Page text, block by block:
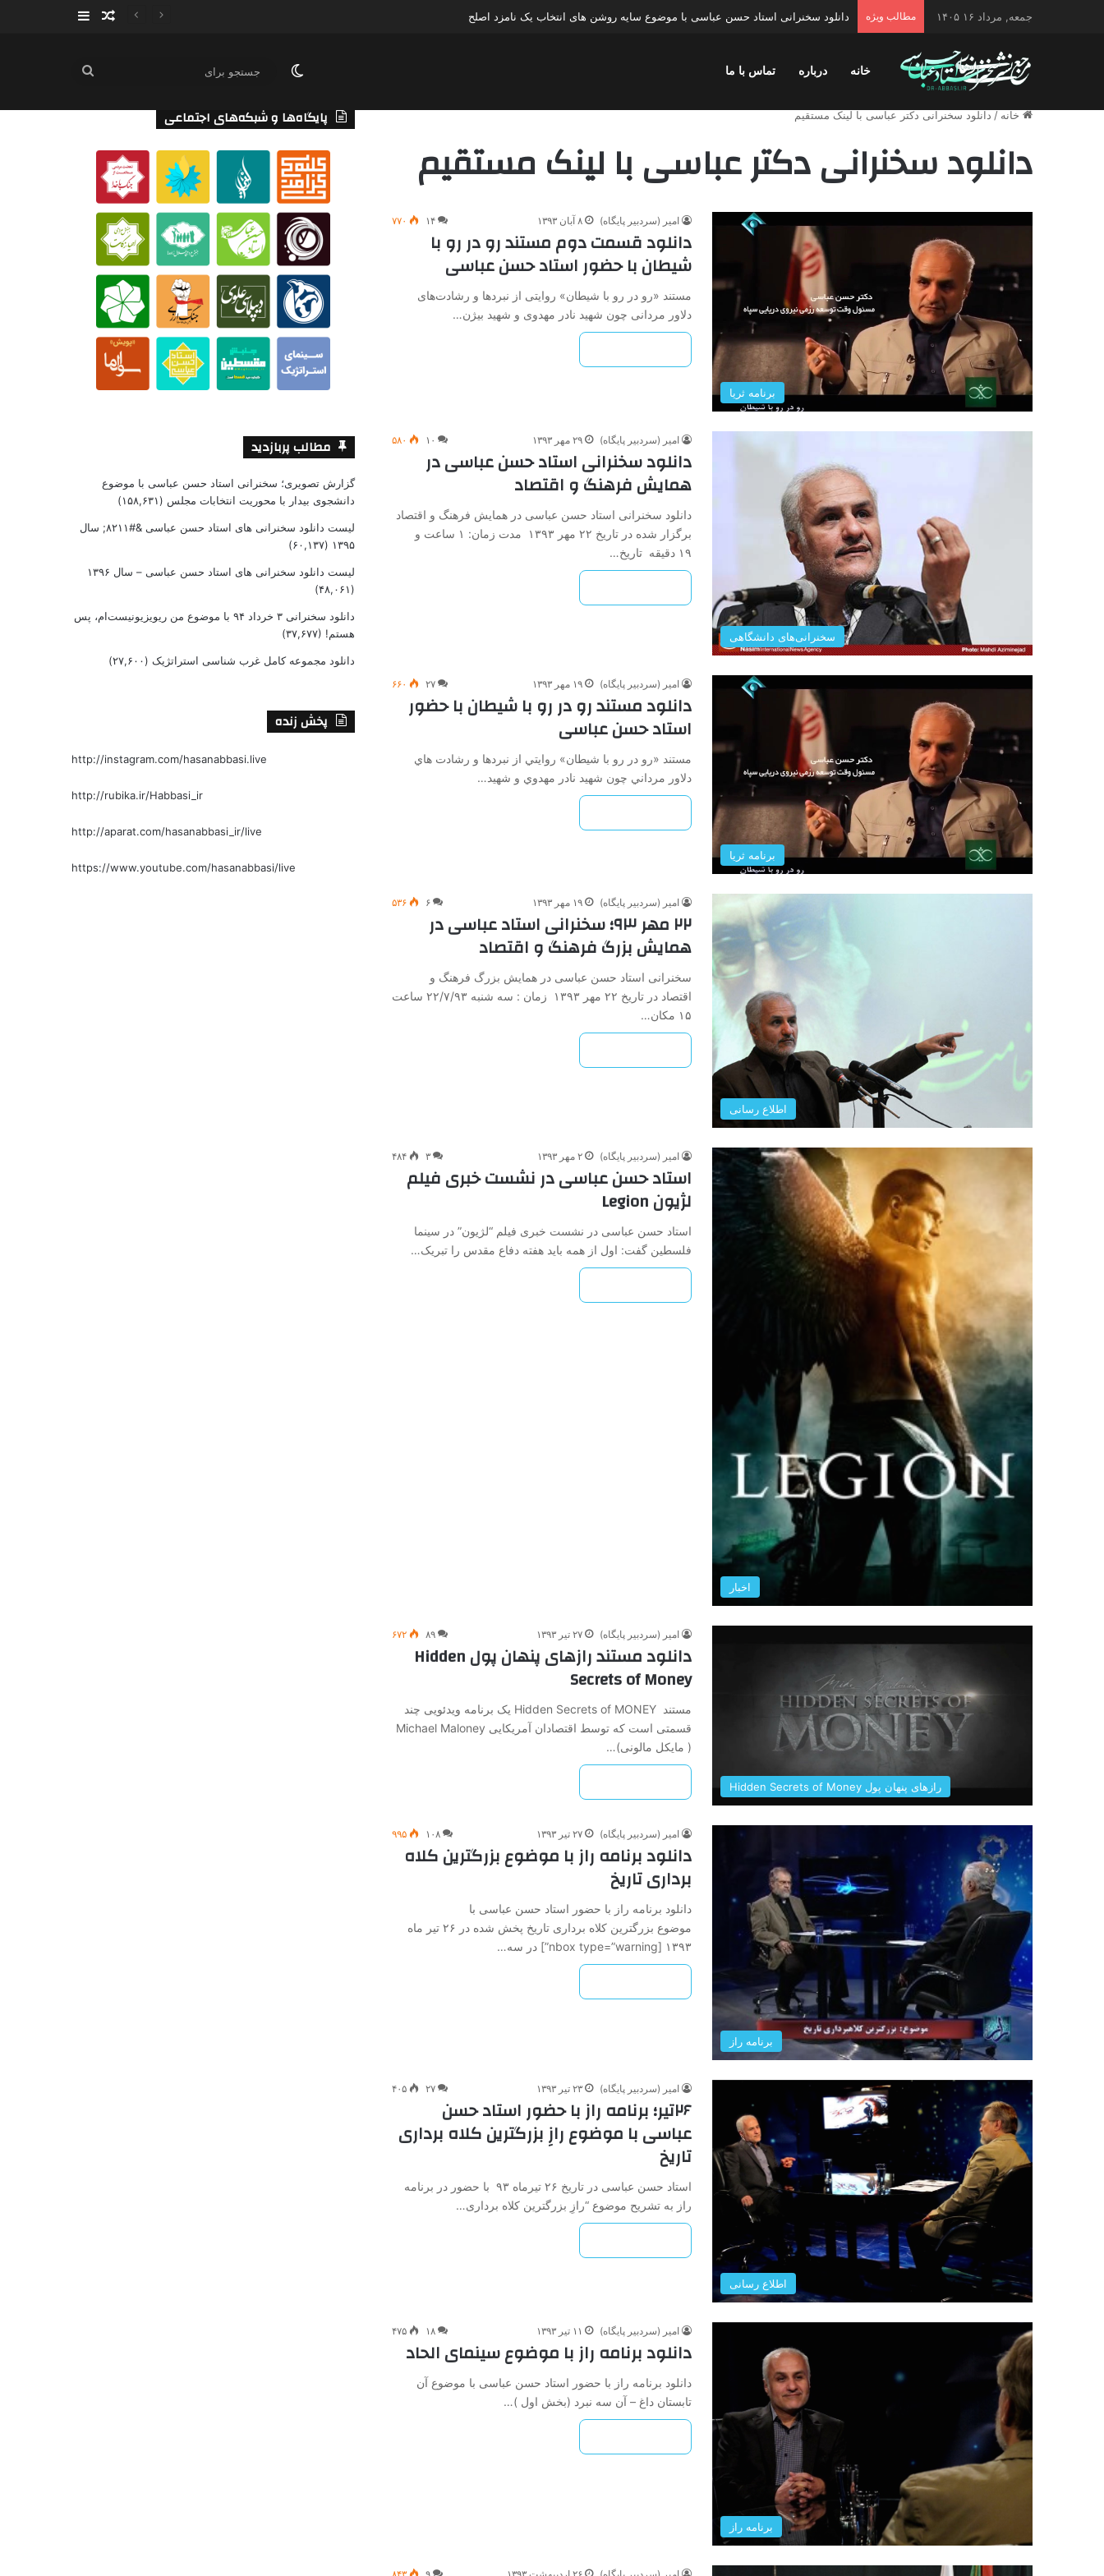
جمعه, مرداد ۱۶ ۱۴۰۵ مطالب ویژه دانلود سخنرانی استاد حسن عباسی با موضوع چهار انتخاب ۱۴۰۰ نوشته تصادفی
سایدبار
خانه درباره تماس با ما تغییر پوسته
جستجو
خانه / دانلود سخنرانی دکتر عباسی با لینک مستقیم
دانلود سخنرانی دکتر عباسی با لینک مستقیم
برنامه ثریا
امیر (سردبیر پایگاه) ۸ آبان ۱۳۹۳ ۱۴ ۷۷۰
دانلود قسمت دوم مستند رو در رو با
شیطان با حضور استاد حسن عباسی
مستند «رو در رو با شیطان» روایتی از نبردها و رشادت‌های
دلاور مردانی چون شهید نادر مهدوی و شهید بیژن…
سخنرانی‌های دانشگاهی
امیر (سردبیر پایگاه) ۲۹ مهر ۱۳۹۳ ۱۰ ۵۸۰
دانلود سخنرانی استاد حسن عباسی در
همایش فرهنگ و اقتصاد
دانلود سخنرانی استاد حسن عباسی در همایش فرهنگ و اقتصاد
برگزار شده در تاریخ ۲۲ مهر ۱۳۹۳ مدت زمان: ۱ ساعت و
۱۹ دقیقه تاریخ…
برنامه ثریا
امیر (سردبیر پایگاه) ۱۹ مهر ۱۳۹۳ ۲۷ ۶۶۰
دانلود مستند رو در رو با شیطان با حضور
استاد حسن عباسی
مستند «رو در رو با شيطان» روايتي از نبردها و رشادت هاي
دلاور مرداني چون شهيد نادر مهدوي و شهيد…
اطلاع رسانی
امیر (سردبیر پایگاه) ۱۹ مهر ۱۳۹۳ ۶ ۵۳۶
۲۲ مهر ۹۳؛ سخنرانی استاد عباسی در
همایش بزرگ فرهنگ و اقتصاد
سخنرانی استاد حسن عباسی در همایش بزرگ فرهنگ و
اقتصاد در تاریخ ۲۲ مهر ۱۳۹۳ زمان : سه شنبه ۲۲/۷/۹۳ ساعت
۱۵ مکان…
اخبار
امیر (سردبیر پایگاه) ۲ مهر ۱۳۹۳ ۳ ۴۸۴
استاد حسن عباسی در نشست خبری فیلم
لژیون Legion
استاد حسن عباسی در نشست خبری فیلم “لژیون” در سینما
فلسطین گفت: اول از همه باید هفته دفاع مقدس را تبریک…
رازهای پنهان پول Hidden Secrets of Money
امیر (سردبیر پایگاه) ۲۷ تیر ۱۳۹۳ ۸۹ ۶۷۲
دانلود مستند رازهای پنهان پول Hidden
Secrets of Money
مستند Hidden Secrets of MONEY یک برنامه ویدئویی چند
قسمتی است که توسط اقتصادان آمریکایی Michael Maloney
( مایکل مالونی)…
برنامه راز
امیر (سردبیر پایگاه) ۲۷ تیر ۱۳۹۳ ۱۰۸ ۹۹۵
دانلود برنامه راز با موضوع بزرگترین کلاه
برداری تاریخ
دانلود برنامه راز با حضور استاد حسن عباسی با
موضوع بزرگترین کلاه برداری تاریخ پخش شده در ۲۶ تیر ماه
۱۳۹۳ [nbox type=”warning”] در سه…
اطلاع رسانی
امیر (سردبیر پایگاه) ۲۳ تیر ۱۳۹۳ ۲۷ ۴۰۵
۲۶تیر؛ برنامه راز با حضور استاد حسن
عباسی با موضوع رازِ بزرگترین کلاه برداری
تاریخ
استاد حسن عباسی در تاریخ ۲۶ تیرماه ۹۳ با حضور در برنامه
راز به تشریح موضوع “رازِ بزرگترین کلاه برداری…
برنامه راز
امیر (سردبیر پایگاه) ۱۱ تیر ۱۳۹۳ ۱۸ ۴۷۵
دانلود برنامه راز با موضوع سینمای الحاد
دانلود برنامه راز با حضور استاد حسن عباسی با موضوع آن
تابستان داغ – آن سه نبرد (بخش اول )…
پایگاه‌ها و شبکه‌های اجتماعی
مطالب پربازدید
گزارش تصویری؛ سخنرانی استاد حسن عباسی با موضوع
دانشجوی بیدار با محوریت انتخابات مجلس (۱۵۸,۶۳۱)
لیست دانلود سخنرانی های استاد حسن عباسی &#۸۲۱۱; سال
۱۳۹۵ (۶۰,۱۳۷)
لیست دانلود سخنرانی های استاد حسن عباسی – سال ۱۳۹۶
(۴۸,۰۶۱)
دانلود سخنرانی ۳ خرداد ۹۴ با موضوع من ریویزیونیست‌ام، پس
هستم! (۳۷,۶۷۷)
دانلود مجموعه کامل غرب شناسی استراتژیک (۲۷,۶۰۰)
پخش زنده
http://instagram.com/hasanabbasi.live
http://rubika.ir/Habbasi_ir
http://aparat.com/hasanabbasi_ir/live
https://www.youtube.com/hasanabbasi/live